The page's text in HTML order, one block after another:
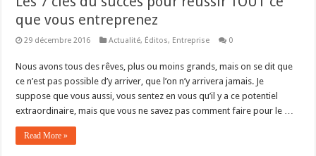
que vous entreprenez
29 décembre 2016 Actualité, Éditos, Entreprise 0
Nous avons tous des rêves, plus ou moins grands, mais on se dit que
ce n’est pas possible d’y arriver, que l’on n’y arrivera jamais. Je
suppose que vous aussi, vous sentez en vous qu’il y a ce potentiel
extraordinaire, mais que vous ne savez pas comment faire pour le …
Read More »